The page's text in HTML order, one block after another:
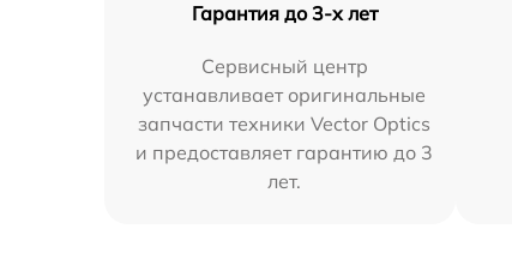
Гарантия до 3-х лет
Сервисный центр
устанавливает оригинальные
запчасти техники Vector Optics
и предоставляет гарантию до 3
лет.